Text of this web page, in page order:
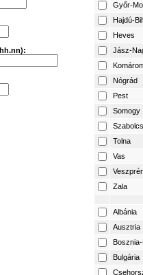
Győr-
Hajdú-
Heves
Jász-
Nógrád
Pest
Somogy
Tolna
Vas
Zala
Albánia
Ausztria
Bulgária